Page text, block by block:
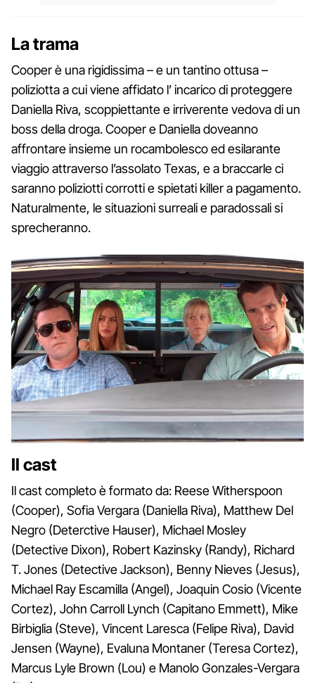
La trama
Cooper è una rigidissima – e un tantino ottusa –
poliziotta a cui viene affidato l’ incarico di proteggere
Daniella Riva, scoppiettante e irriverente vedova di un
boss della droga. Cooper e Daniella doveanno
affrontare insieme un rocambolesco ed esilarante
viaggio attraverso l’assolato Texas, e a braccarle ci
saranno poliziotti corrotti e spietati killer a pagamento.
Naturalmente, le situazioni surreali e paradossali si
sprecheranno.
Il cast
Il cast completo è formato da: Reese Witherspoon
(Cooper), Sofia Vergara (Daniella Riva), Matthew Del
Negro (Deterctive Hauser), Michael Mosley
(Detective Dixon), Robert Kazinsky (Randy), Richard
T. Jones (Detective Jackson), Benny Nieves (Jesus),
Michael Ray Escamilla (Angel), Joaquin Cosio (Vicente
Cortez), John Carroll Lynch (Capitano Emmett), Mike
Birbiglia (Steve), Vincent Laresca (Felipe Riva), David
Jensen (Wayne), Evaluna Montaner (Teresa Cortez),
Marcus Lyle Brown (Lou) e Manolo Gonzales-Vergara